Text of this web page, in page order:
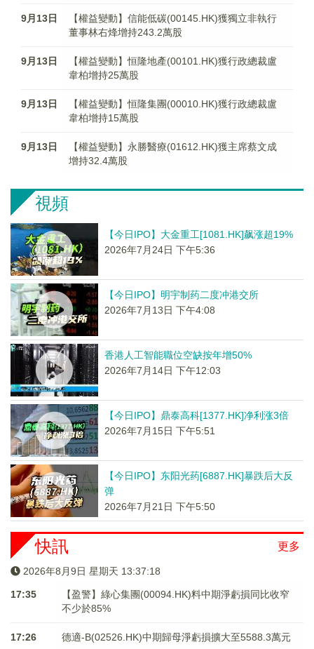
9月13日
【權益變動】信能低碳(00145.HK)獲獨立非執行
董事林右烽增持243.2萬股
9月13日
【權益變動】恒隆地產(00101.HK)獲行政總裁盧
韋柏增持25萬股
9月13日
【權益變動】恒隆集團(00010.HK)獲行政總裁盧
韋柏增持15萬股
9月13日
【權益變動】永勝醫療(01612.HK)獲主席蔡文成
增持32.4萬股
視頻
【今日IPO】大金重工[1081.HK]飙涨超19%
2026年7月24日 下午5:36
【今日IPO】明宇制药二度冲港交所
2026年7月13日 下午4:08
香港人工智能職位空缺按年增50%
2026年7月14日 下午12:03
【今日IPO】鼎泰高科[1377.HK]净利涨3倍
2026年7月15日 下午5:51
【今日IPO】东阳光药[6887.HK]暴跌后大反
弹
2026年7月21日 下午5:50
更多
快訊
2026年8月9日 星期天 13:37:18
17:35
【盈警】綠心集團(00094.HK)料中期淨虧損同比收窄
不少於85%
17:26 德適-B(02526.HK)中期歸母淨虧損擴大至5588.3萬元